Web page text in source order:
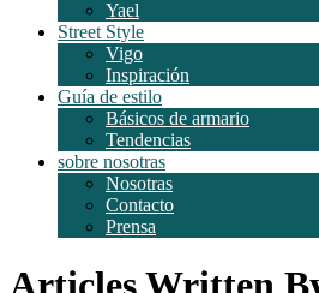
Yael
Street Style
Vigo
Inspiración
Guía de estilo
Básicos de armario
Tendencias
sobre nosotras
Nosotras
Contacto
Prensa